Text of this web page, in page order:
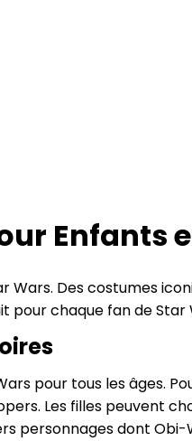
Enfants
Des costumes
chaque fan de Star
pour tous les âges.
Les filles peuvent
personnages dont Obi-